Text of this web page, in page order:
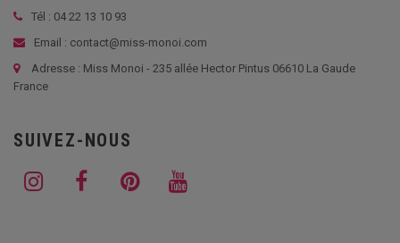
Tél : 04 22 13 10 93
Email : contact@miss-monoi.com
Adresse : Miss Monoi - 235 allée Hector Pintus 06610 La Gaude
France
SUIVEZ-NOUS